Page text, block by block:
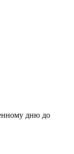
дню до